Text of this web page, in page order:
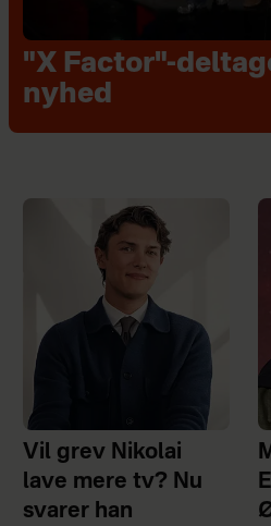
"X Factor"-
nyhed
Vil grev Nikolai
lave mere tv? Nu
svarer han